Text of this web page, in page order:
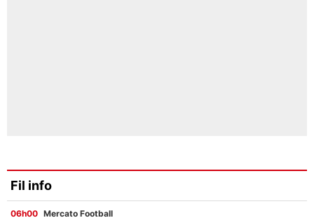
Fil info
06h00 Mercato Football